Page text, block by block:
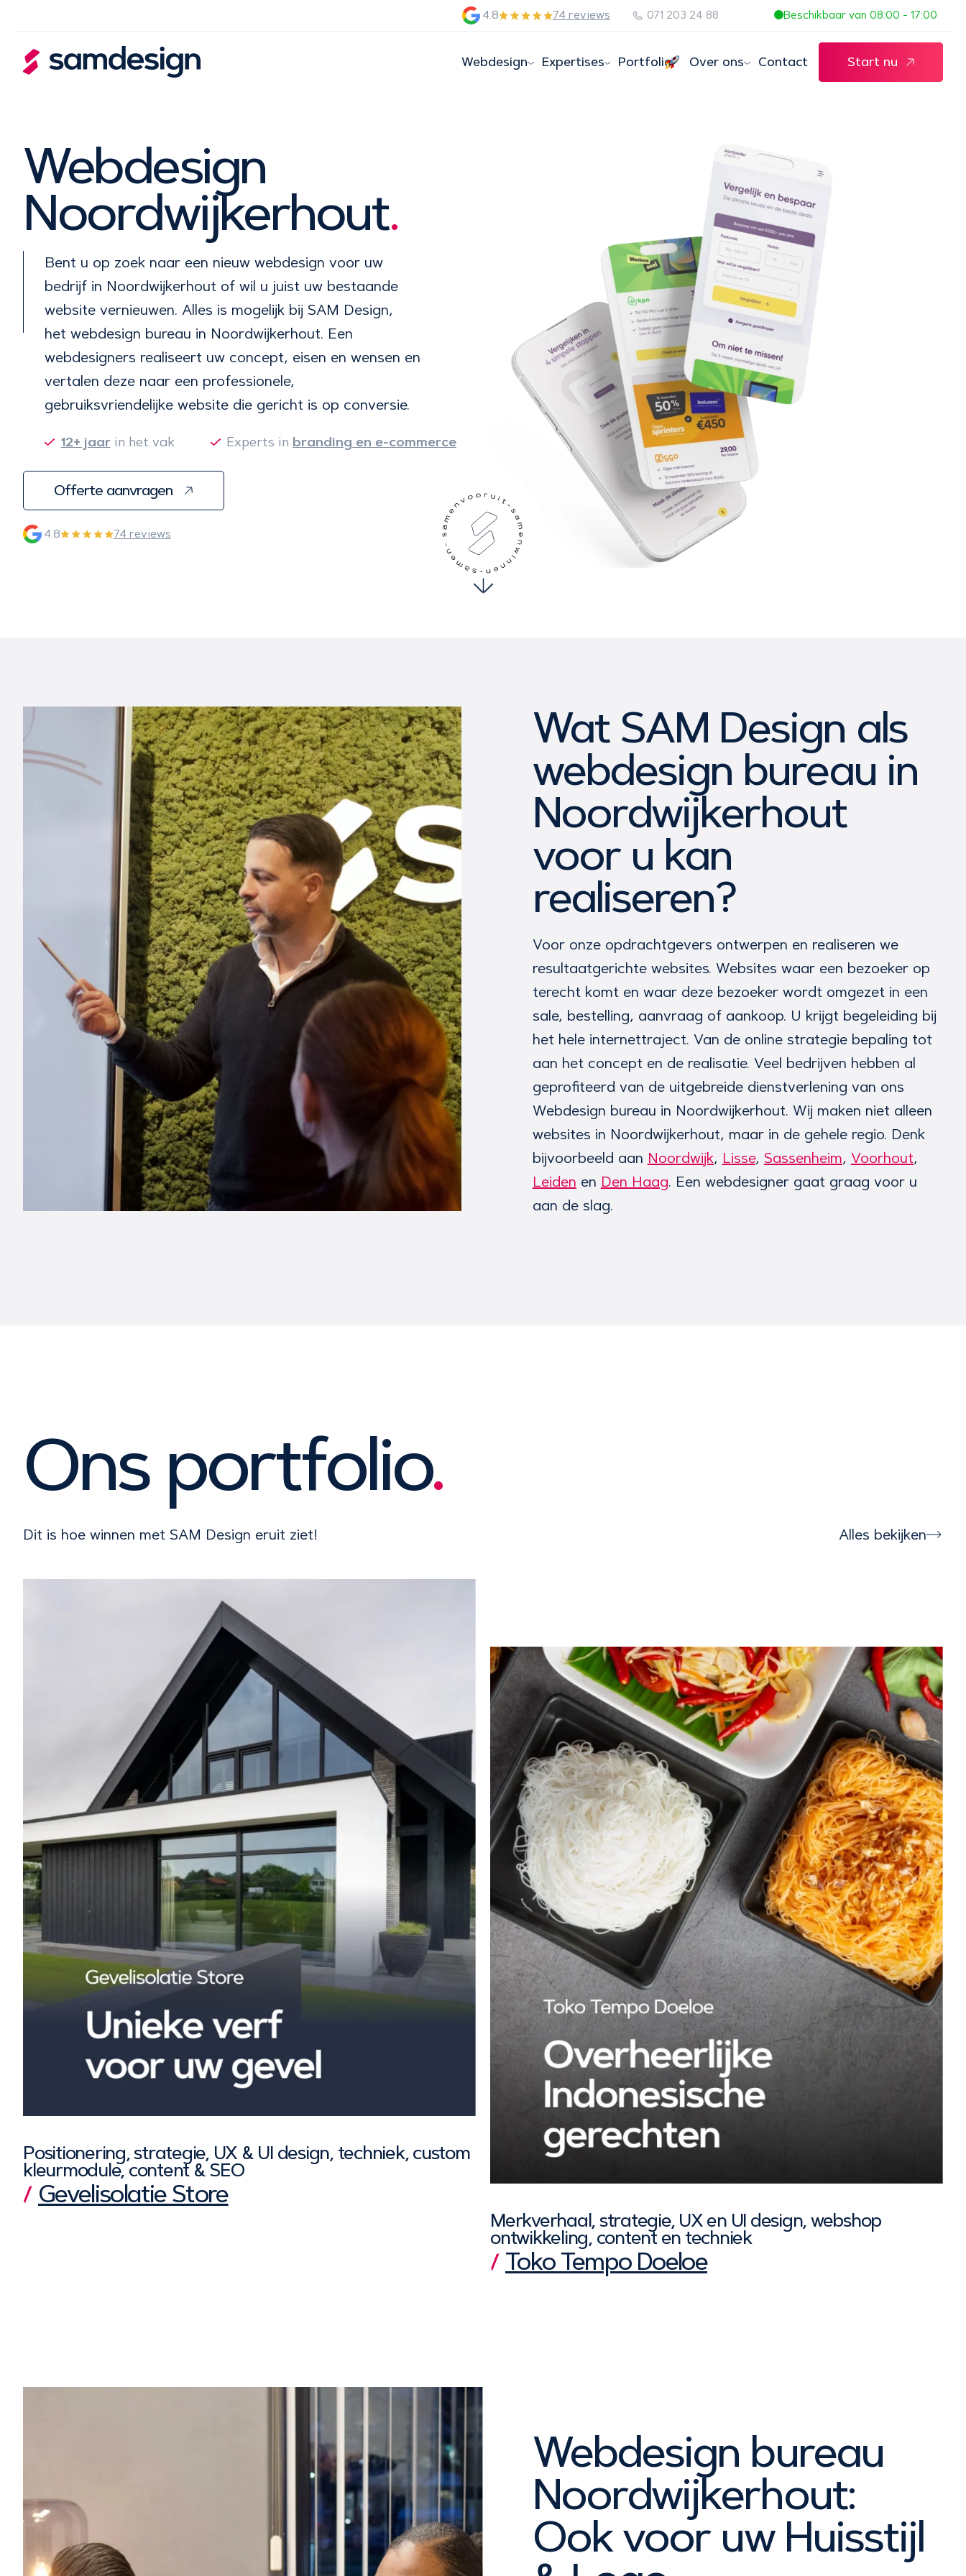
4.8 74 reviews 071 203 24 88 Beschikbaar van 08:00 - 17:00
Webdesign Expertises Portfolio Over ons Contact Start nu
Webdesign
Noordwijkerhout.
Bent u op zoek naar een nieuw webdesign voor uw
bedrijf in Noordwijkerhout of wil u juist uw bestaande
website vernieuwen. Alles is mogelijk bij SAM Design,
het webdesign bureau in Noordwijkerhout. Een
webdesigners realiseert uw concept, eisen en wensen en
vertalen deze naar een professionele,
gebruiksvriendelijke website die gericht is op conversie.
12+ jaarin het vak Experts in branding en e-commerce
Offerte aanvragen
4.8 74 reviews
Wat SAM Design als
webdesign bureau in
Noordwijkerhout
voor u kan
realiseren?
Voor onze opdrachtgevers ontwerpen en realiseren we
resultaatgerichte websites. Websites waar een bezoeker op
terecht komt en waar deze bezoeker wordt omgezet in een
sale, bestelling, aanvraag of aankoop. U krijgt begeleiding bij
het hele internettraject. Van de online strategie bepaling tot
aan het concept en de realisatie. Veel bedrijven hebben al
geprofiteerd van de uitgebreide dienstverlening van ons
Webdesign bureau in Noordwijkerhout. Wij maken niet alleen
websites in Noordwijkerhout, maar in de gehele regio. Denk
bijvoorbeeld aan Noordwijk, Lisse, Sassenheim, Voorhout,
Leiden en Den Haag. Een webdesigner gaat graag voor u
aan de slag.
Ons portfolio.
Dit is hoe winnen met SAM Design eruit ziet! Alles bekijken
Positionering, strategie, UX & UI design, techniek, custom
kleurmodule, content & SEO
Gevelisolatie Store
Merkverhaal, strategie, UX en UI design, webshop
ontwikkeling, content en techniek
Toko Tempo Doeloe
Webdesign bureau
Noordwijkerhout:
Ook voor uw Huisstijl